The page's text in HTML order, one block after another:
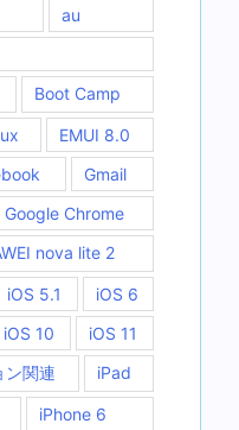
au
Boot Camp
EMUI 8.0
Gmail
Google Chrome
nova lite 2
iOS 5.1
iOS 6
iOS 10
iOS 11
ン関連 iPad
iPhone 6